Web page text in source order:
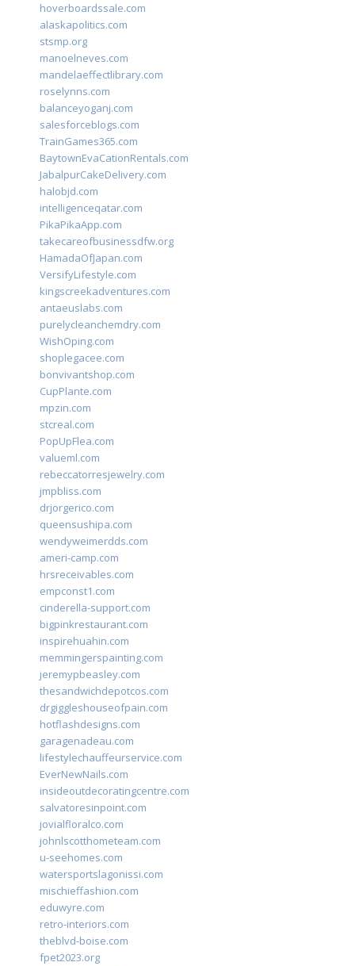
hoverboardssale.com
alaskapolitics.com
stsmp.org
manoelneves.com
mandelaeffectlibrary.com
roselynns.com
balanceyoganj.com
salesforceblogs.com
TrainGames365.com
BaytownEvaCationRentals.com
JabalpurCakeDelivery.com
halobjd.com
intelligenceqatar.com
PikaPikaApp.com
takecareofbusinessdfw.org
HamadaOfJapan.com
VersifyLifestyle.com
kingscreekadventures.com
antaeuslabs.com
purelycleanchemdry.com
WishOping.com
shoplegacee.com
bonvivantshop.com
CupPlante.com
mpzin.com
stcreal.com
PopUpFlea.com
valueml.com
rebeccatorresjewelry.com
jmpbliss.com
drjorgerico.com
queensushipa.com
wendyweimerdds.com
ameri-camp.com
hrsreceivables.com
empconst1.com
cinderella-support.com
bigpinkrestaurant.com
inspirehuahin.com
memmingerspainting.com
jeremypbeasley.com
thesandwichdepotcos.com
drgiggleshouseofpain.com
hotflashdesigns.com
garagenadeau.com
lifestylechauffeurservice.com
EverNewNails.com
insideoutdecoratingcentre.com
salvatoresinpoint.com
jovialfloralco.com
johnlscotthometeam.com
u-seehomes.com
watersportslagonissi.com
mischieffashion.com
eduwyre.com
retro-interiors.com
theblvd-boise.com
fpet2023.org